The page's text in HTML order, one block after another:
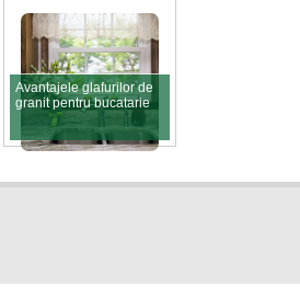
Avantajele glafurilor de
granit pentru bucatarie